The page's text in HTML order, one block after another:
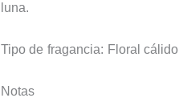
luna.
Tipo de fragancia: Floral cálido
Notas